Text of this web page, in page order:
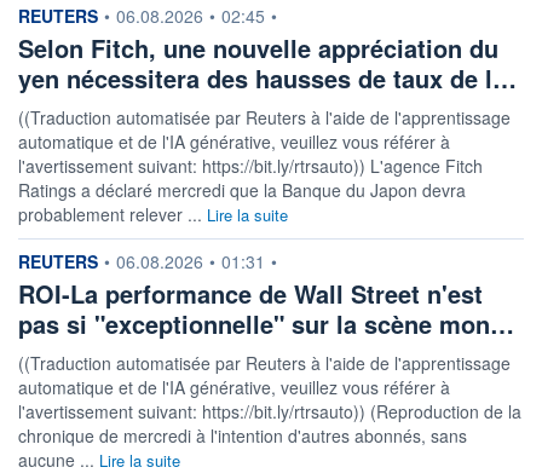
COTATION SPÉCIFIQUE
0,0172 -0,12%
+ PORTEFEUILLE + LISTE
information fournie par
REUTERS • 06.08.2026 • 02:45 •
Selon Fitch, une nouvelle appréciation du
yen nécessitera des hausses de taux de l…
((Traduction automatisée par Reuters à l'aide de l'apprentissage
automatique et de l'IA générative, veuillez vous référer à
l'avertissement suivant: https://bit.ly/rtrsauto)) L'agence Fitch
Ratings a déclaré mercredi que la Banque du Japon devra
probablement relever ... Lire la suite
information fournie par
REUTERS • 06.08.2026 • 01:31 •
ROI-La performance de Wall Street n'est
pas si "exceptionnelle" sur la scène mon…
((Traduction automatisée par Reuters à l'aide de l'apprentissage
automatique et de l'IA générative, veuillez vous référer à
l'avertissement suivant: https://bit.ly/rtrsauto)) (Reproduction de la
chronique de mercredi à l'intention d'autres abonnés, sans
aucune ... Lire la suite